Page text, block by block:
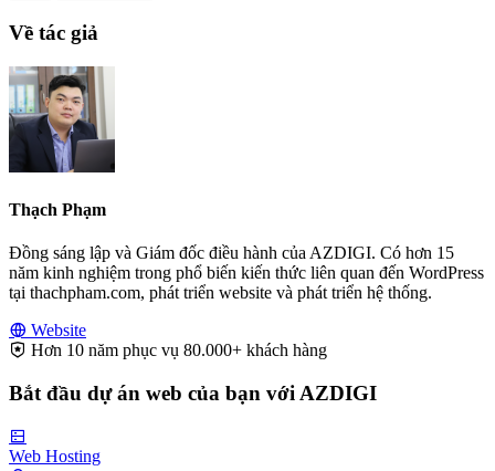
Về tác giả
Thạch Phạm
Đồng sáng lập và Giám đốc điều hành của AZDIGI. Có hơn 15
năm kinh nghiệm trong phổ biến kiến thức liên quan đến WordPress
tại thachpham.com, phát triển website và phát triển hệ thống.
Website
Hơn 10 năm phục vụ 80.000+ khách hàng
Bắt đầu dự án web của bạn với AZDIGI
Web Hosting